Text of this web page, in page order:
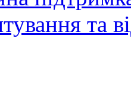
та